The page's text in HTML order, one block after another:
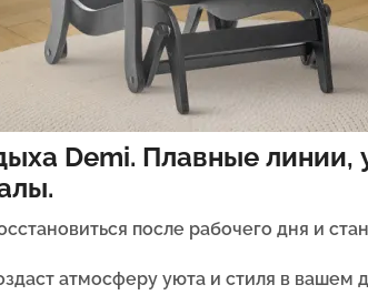
Demi. Плавные
после рабочего дня и
атмосферу уюта и стиля в